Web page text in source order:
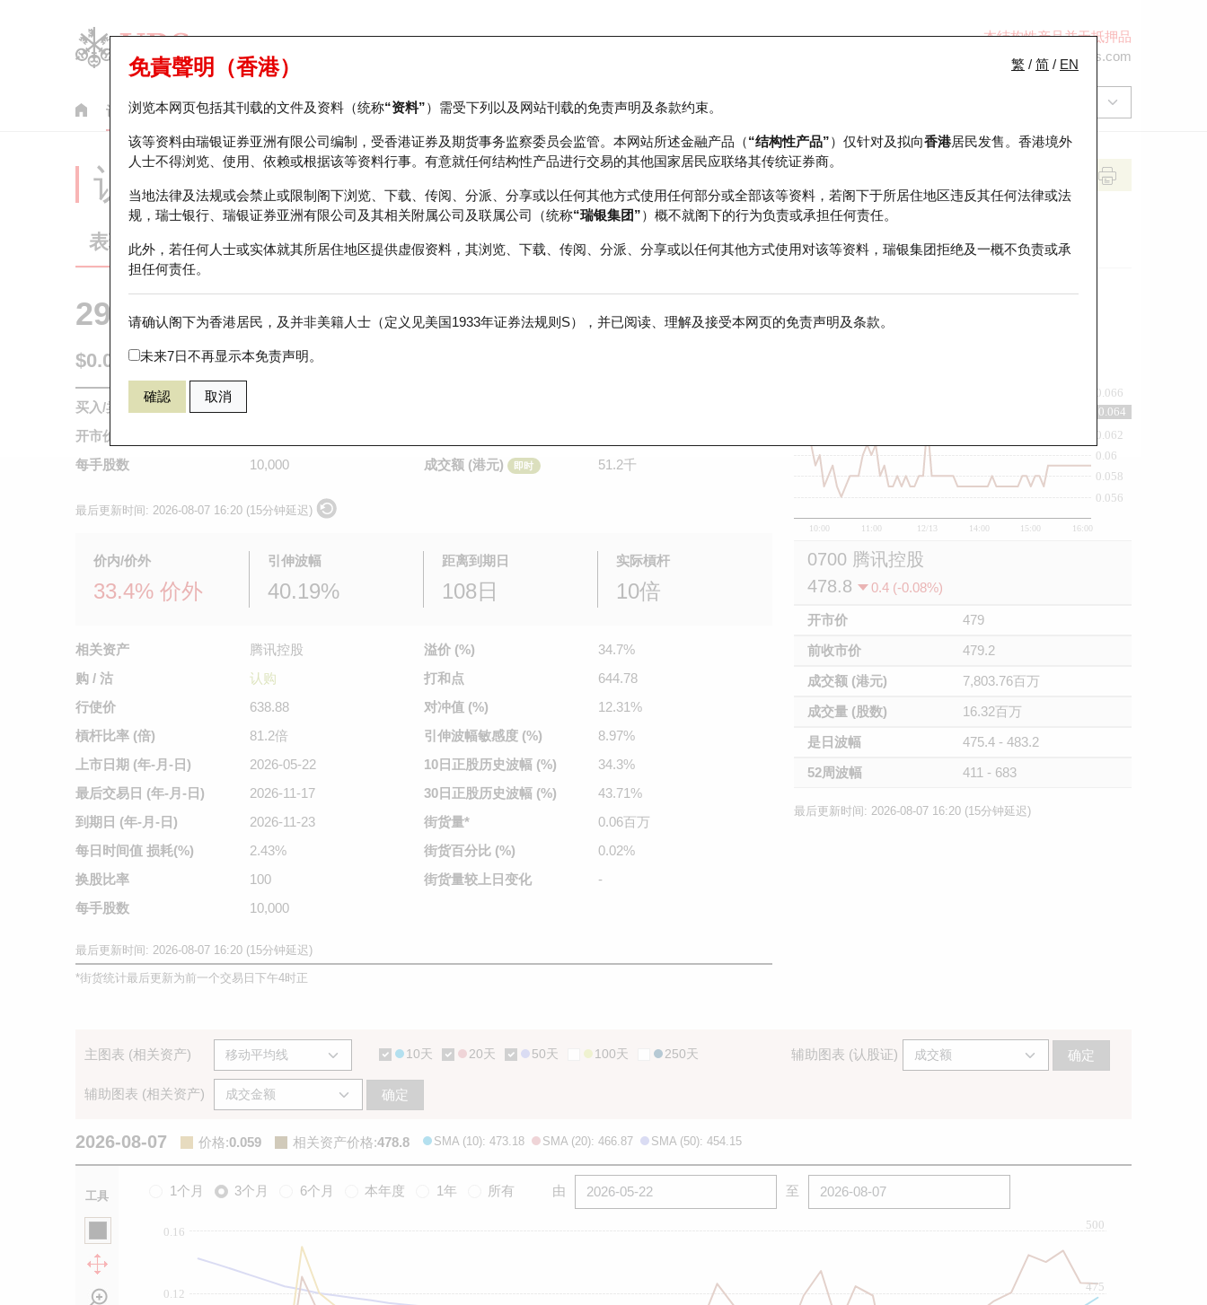
本结构性产品并无抵押品
ol-hkwarrants@ubs.com
认股证 牛熊证 美股指数产品 轮证市场统计 正股数据及市场统计 瑞银轮证教室
繁 / 简 / EN
免責聲明（香港）
浏览本网页包括其刊载的文件及资料（统称“资料”）需受下列以及网站刊载的免责声明及条款约束。
该等资料由瑞银证券亚洲有限公司编制，受香港证券及期货事务监察委员会监管。本网站所述金融产品（“结构性产品”）仅针对及拟向香港居民发售。香港境外
人士不得浏览、使用、依赖或根据该等资料行事。有意就任何结构性产品进行交易的其他国家居民应联络其传统证券商。
当地法律及法规或会禁止或限制阁下浏览、下载、传阅、分派、分享或以任何其他方式使用任何部分或全部该等资料，若阁下于所居住地区违反其任何法律或法
规，瑞士银行、瑞银证券亚洲有限公司及其相关附属公司及联属公司（统称“瑞银集团”）概不就阁下的行为负责或承担任何责任。
此外，若任何人士或实体就其所居住地区提供虚假资料，其浏览、下载、传阅、分派、分享或以任何其他方式使用对该等资料，瑞银集团拒绝及一概不负责或承
担任何责任。
请确认阁下为香港居民，及并非美籍人士（定义见美国1933年证券法规则S），并已阅读、理解及接受本网页的免责声明及条款。
未来7日不再显示本免责声明。
確認 取消
认股证分析仪
表现 街货统计 比较
29506 瑞银认购 0700 腾讯控股
$0.059 0.005 (-7.81%) 即时
买入/卖出价
开市价
每手股数
10,000
成交额 (港元)
即时 51.2千
最后更新时间: 2026-08-07 16:20 (15分钟延迟)
价内/价外
33.4% 价外
引伸波幅
40.19%
距离到期日
108日
实际槓杆
10倍
相关资产
腾讯控股
购 / 沽
认购
行使价
638.88
槓杆比率 (倍)
81.2倍
上市日期 (年-月-日)
2026-05-22
最后交易日 (年-月-日)
2026-11-17
到期日 (年-月-日)
2026-11-23
每日时间值 损耗(%)
2.43%
换股比率
100
每手股数
10,000
溢价 (%)
34.7%
打和点
644.78
对冲值 (%)
12.31%
引伸波幅敏感度 (%)
8.97%
10日正股历史波幅 (%)
34.3%
30日正股历史波幅 (%)
43.71%
街货量*
0.06百万
街货百分比 (%)
0.02%
街货量较 上日变化 -
最后更新时间: 2026-08-07 16:20 (15分钟延迟)
*街货统计最后更新为前一个交易日下午4时正
10:00 11:00 12/13 14:00 15:00 16:00
0.056
0.058
0.06
0.062
0.064
0.066
0.064
0700 腾讯控股
478.8
0.4 (-0.08%)
开市价
479
前收市价
479.2
成交额 (港元)
7,803.76百万
成交量 (股数)
16.32百万
是日波幅
475.4 - 483.2
52周波幅
411 - 683
最后更新时间: 2026-08-07 16:20 (15分钟延迟)
主图表 (相关资产) 10天 20天 50天 100天 250天 辅助图表 (认股证) 确定
辅助图表 (相关资产) 确定
2026-08-07 价格:0.059 相关资产价格:478.8 SMA (10): 473.18 SMA (20): 466.87 SMA (50): 454.15
工具 1个月 3个月 6个月 本年度 1年 所有 由 至
0.12
0.16
475
500